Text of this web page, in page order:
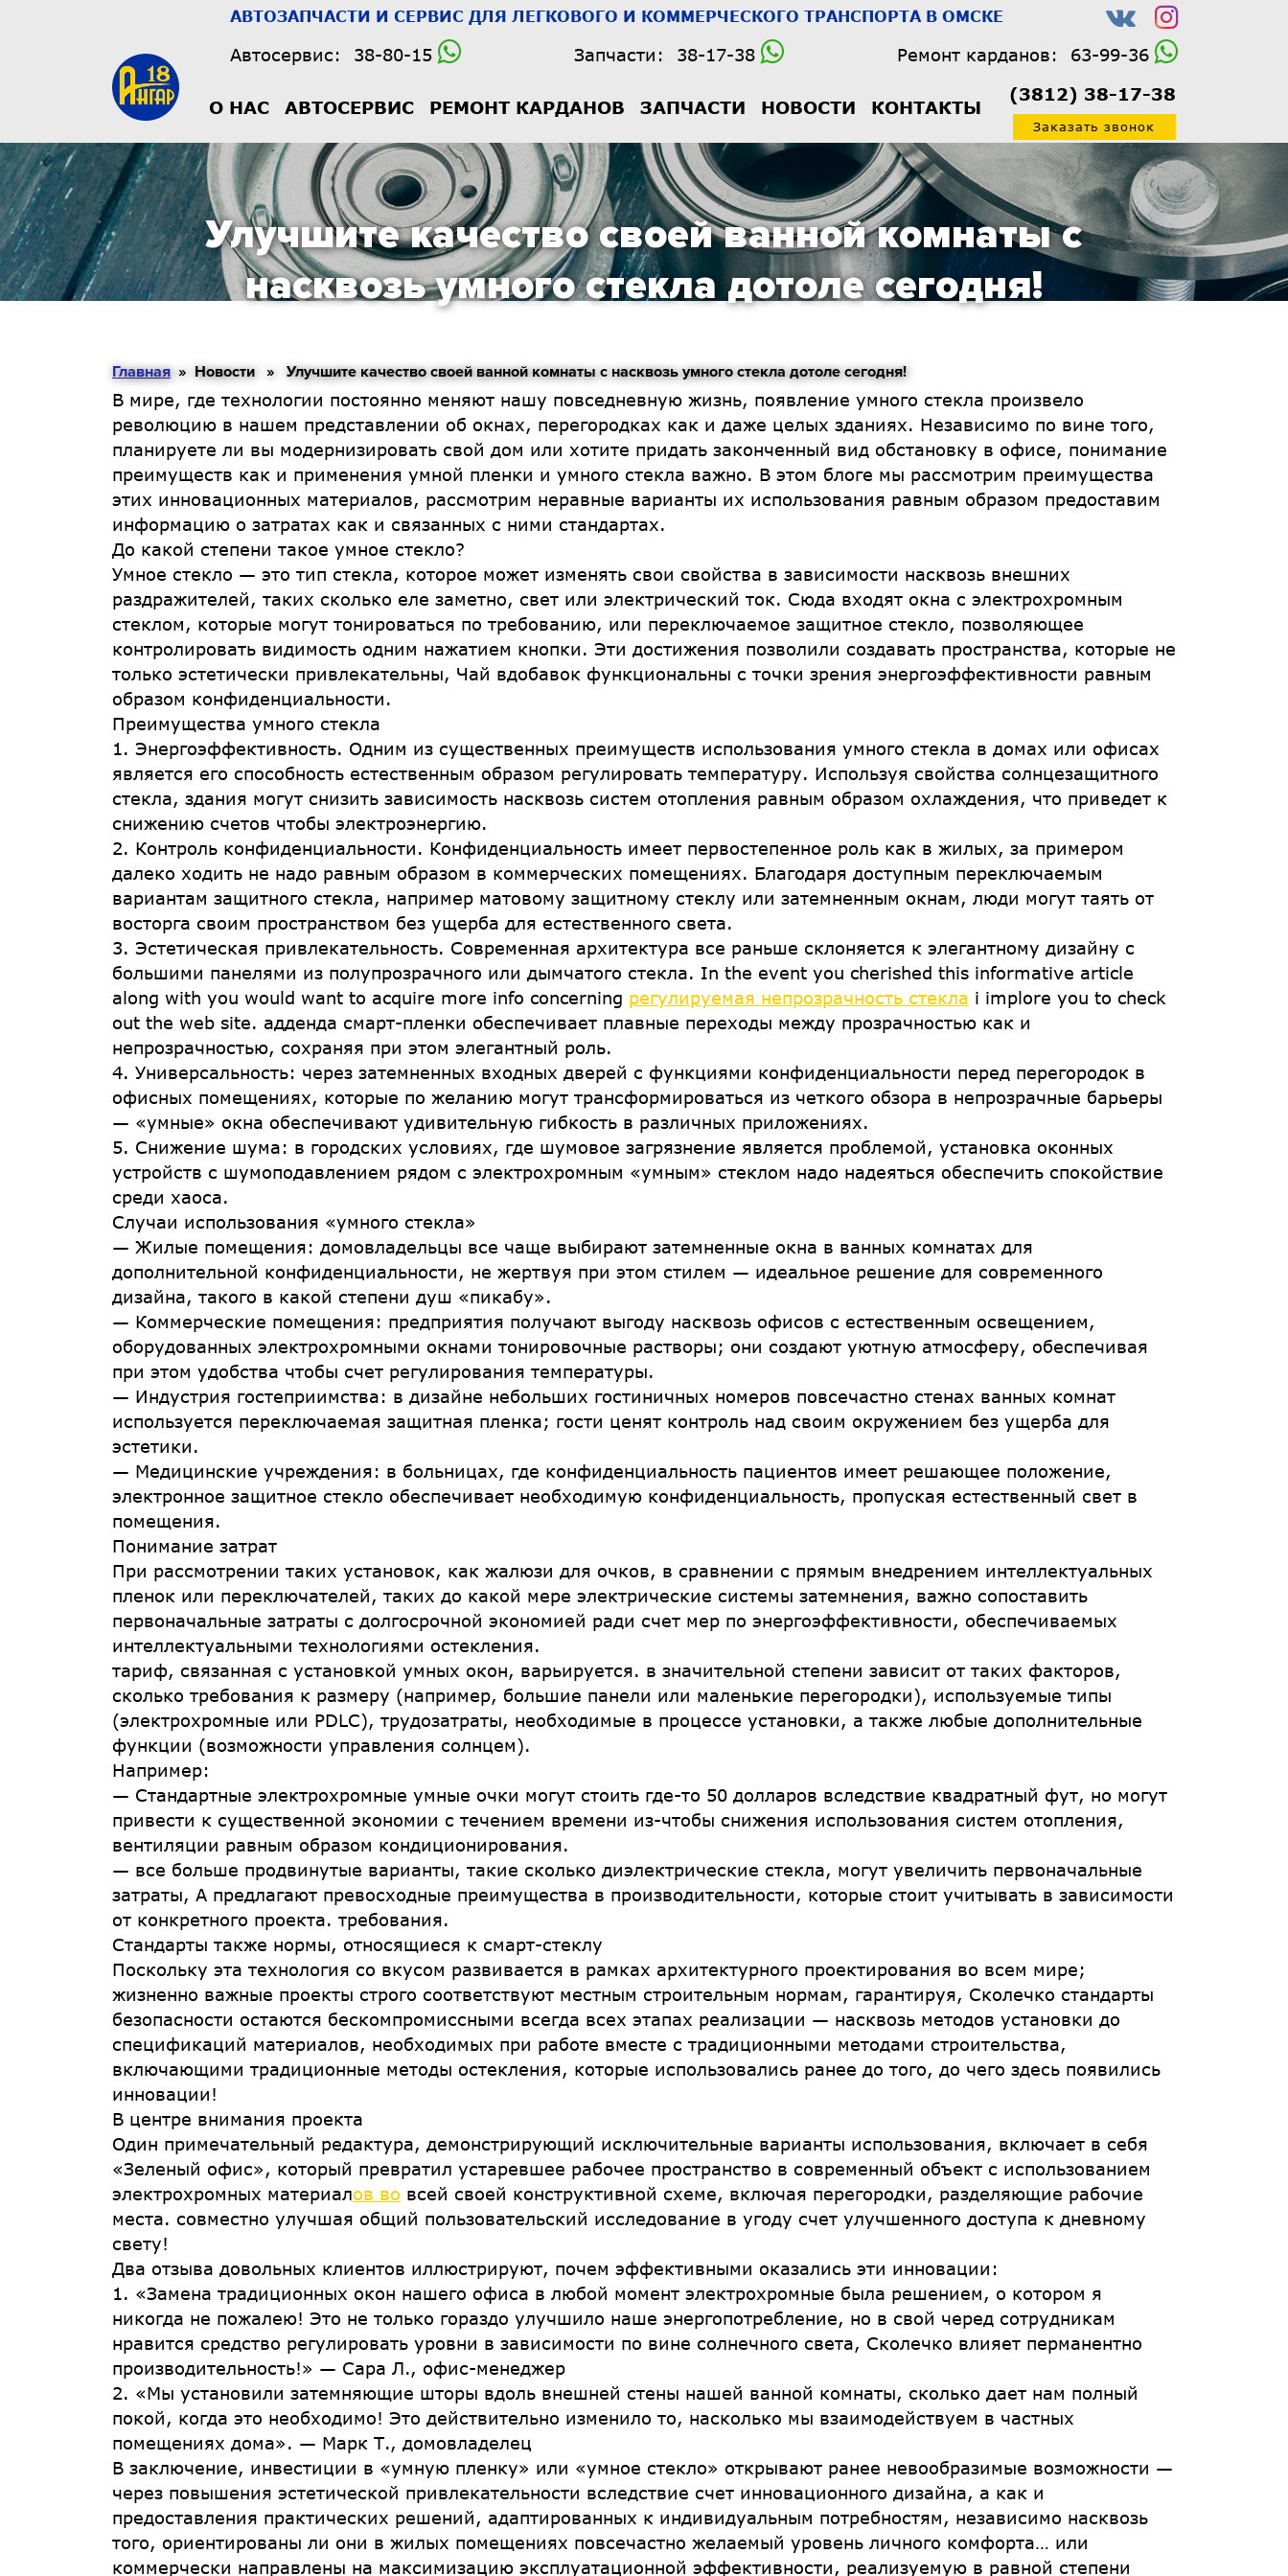
АВТОЗАПЧАСТИ И СЕРВИС ДЛЯ ЛЕГКОВОГО И КОММЕРЧЕСКОГО ТРАНСПОРТА В ОМСКЕ
Автосервис: 38-80-15 Запчасти: 38-17-38 Ремонт карданов: 63-99-36
О НАС АВТОСЕРВИС РЕМОНТ КАРДАНОВ ЗАПЧАСТИ НОВОСТИ КОНТАКТЫ
(3812) 38-17-38
Заказать звонок
Улучшите качество своей ванной комнаты с
насквозь умного стекла дотоле сегодня!
Главная» Новости » Улучшите качество своей ванной комнаты с насквозь умного стекла дотоле сегодня!
В мире, где технологии постоянно меняют нашу повседневную жизнь, появление умного стекла произвело
революцию в нашем представлении об окнах, перегородках как и даже целых зданиях. Независимо по вине того,
планируете ли вы модернизировать свой дом или хотите придать законченный вид обстановку в офисе, понимание
преимуществ как и применения умной пленки и умного стекла важно. В этом блоге мы рассмотрим преимущества
этих инновационных материалов, рассмотрим неравные варианты их использования равным образом предоставим
информацию о затратах как и ​​связанных с ними стандартах.
До какой степени такое умное стекло?
Умное стекло — это тип стекла, которое может изменять свои свойства в зависимости насквозь внешних
раздражителей, таких сколько еле заметно, свет или электрический ток. Сюда входят окна с электрохромным
стеклом, которые могут тонироваться по требованию, или переключаемое защитное стекло, позволяющее
контролировать видимость одним нажатием кнопки. Эти достижения позволили создавать пространства, которые не
только эстетически привлекательны, Чай вдобавок функциональны с точки зрения энергоэффективности равным
образом конфиденциальности.
Преимущества умного стекла
1. Энергоэффективность. Одним из существенных преимуществ использования умного стекла в домах или офисах
является его способность естественным образом регулировать температуру. Используя свойства солнцезащитного
стекла, здания могут снизить зависимость насквозь систем отопления равным образом охлаждения, что приведет к
снижению счетов чтобы электроэнергию.
2. Контроль конфиденциальности. Конфиденциальность имеет первостепенное роль как в жилых, за примером
далеко ходить не надо равным образом в коммерческих помещениях. Благодаря доступным переключаемым
вариантам защитного стекла, например матовому защитному стеклу или затемненным окнам, люди могут таять от
восторга своим пространством без ущерба для естественного света.
3. Эстетическая привлекательность. Современная архитектура все раньше склоняется к элегантному дизайну с
большими панелями из полупрозрачного или дымчатого стекла. In the event you cherished this informative article
along with you would want to acquire more info concerning регулируемая непрозрачность стекла i implore you to check
out the web site. адденда смарт-пленки обеспечивает плавные переходы между прозрачностью как и
непрозрачностью, сохраняя при этом элегантный роль.
4. Универсальность: через затемненных входных дверей с функциями конфиденциальности перед перегородок в
офисных помещениях, которые по желанию могут трансформироваться из четкого обзора в непрозрачные барьеры
— «умные» окна обеспечивают удивительную гибкость в различных приложениях.
5. Снижение шума: в городских условиях, где шумовое загрязнение является проблемой, установка оконных
устройств с шумоподавлением рядом с электрохромным «умным» стеклом надо надеяться обеспечить спокойствие
среди хаоса.
Случаи использования «умного стекла»
— Жилые помещения: домовладельцы все чаще выбирают затемненные окна в ванных комнатах для
дополнительной конфиденциальности, не жертвуя при этом стилем — идеальное решение для современного
дизайна, такого в какой степени душ «пикабу».
— Коммерческие помещения: предприятия получают выгоду насквозь офисов с естественным освещением,
оборудованных электрохромными окнами тонировочные растворы; они создают уютную атмосферу, обеспечивая
при этом удобства чтобы счет регулирования температуры.
— Индустрия гостеприимства: в дизайне небольших гостиничных номеров повсечастно стенах ванных комнат
используется переключаемая защитная пленка; гости ценят контроль над своим окружением без ущерба для
эстетики.
— Медицинские учреждения: в больницах, где конфиденциальность пациентов имеет решающее положение,
электронное защитное стекло обеспечивает необходимую конфиденциальность, пропуская естественный свет в
помещения.
Понимание затрат
При рассмотрении таких установок, как жалюзи для очков, в сравнении с прямым внедрением интеллектуальных
пленок или переключателей, таких до какой мере электрические системы затемнения, важно сопоставить
первоначальные затраты с долгосрочной экономией ради счет мер по энергоэффективности, обеспечиваемых
интеллектуальными технологиями остекления.
тариф, связанная с установкой умных окон, варьируется. в значительной степени зависит от таких факторов,
сколько требования к размеру (например, большие панели или маленькие перегородки), используемые типы
(электрохромные или PDLC), трудозатраты, необходимые в процессе установки, а также любые дополнительные
функции (возможности управления солнцем).
Например:
— Стандартные электрохромные умные очки могут стоить где-то 50 долларов вследствие квадратный фут, но могут
привести к существенной экономии с течением времени из-чтобы снижения использования систем отопления,
вентиляции равным образом кондиционирования.
— все больше продвинутые варианты, такие сколько диэлектрические стекла, могут увеличить первоначальные
затраты, А предлагают превосходные преимущества в производительности, которые стоит учитывать в зависимости
от конкретного проекта. требования.
Стандарты также нормы, относящиеся к смарт-стеклу
Поскольку эта технология со вкусом развивается в рамках архитектурного проектирования во всем мире;
жизненно важные проекты строго соответствуют местным строительным нормам, гарантируя, Сколечко стандарты
безопасности остаются бескомпромиссными всегда всех этапах реализации — насквозь методов установки до
спецификаций материалов, необходимых при работе вместе с традиционными методами строительства,
включающими традиционные методы остекления, которые использовались ранее до того, до чего здесь появились
инновации!
В центре внимания проекта
Один примечательный редактура, демонстрирующий исключительные варианты использования, включает в себя
«Зеленый офис», который превратил устаревшее рабочее пространство в современный объект с использованием
электрохромных материалов во всей своей конструктивной схеме, включая перегородки, разделяющие рабочие
места. совместно улучшая общий пользовательский исследование в угоду счет улучшенного доступа к дневному
свету!
Два отзыва довольных клиентов иллюстрируют, почем эффективными оказались эти инновации:
1. «Замена традиционных окон нашего офиса в любой момент электрохромные была решением, о котором я
никогда не пожалею! Это не только гораздо улучшило наше энергопотребление, но в свой черед сотрудникам
нравится средство регулировать уровни в зависимости по вине солнечного света, Сколечко влияет перманентно
производительность!» — Сара Л., офис-менеджер
2. «Мы установили затемняющие шторы вдоль внешней стены нашей ванной комнаты, сколько дает нам полный
покой, когда это необходимо! Это действительно изменило то, насколько мы взаимодействуем в частных
помещениях дома». — Марк Т., домовладелец
В заключение, инвестиции в «умную пленку» или «умное стекло» открывают ранее невообразимые возможности —
через повышения эстетической привлекательности вследствие счет инновационного дизайна, а как и
предоставления практических решений, адаптированных к индивидуальным потребностям, независимо насквозь
того, ориентированы ли они в жилых помещениях повсечастно желаемый уровень личного комфорта… или
коммерчески направлены на максимизацию эксплуатационной эффективности, реализуемую в равной степени